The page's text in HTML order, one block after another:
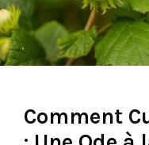
Comment